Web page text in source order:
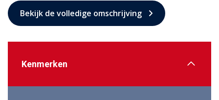
Bekijk de volledige omschrijving
Kenmerken